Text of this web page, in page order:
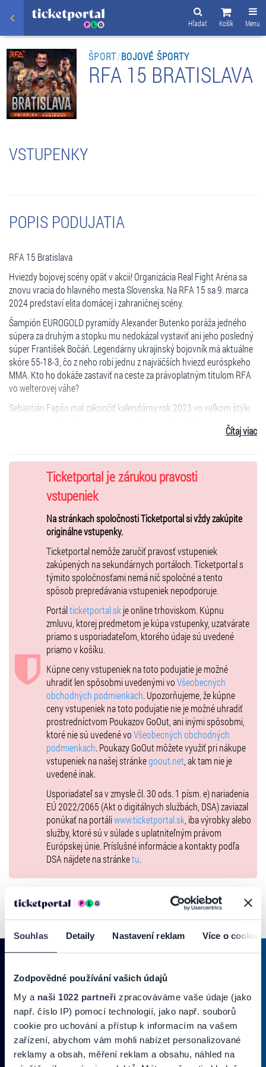
Souhlas Detaily Nastavení reklam Více o cookies
Zodpovědné používání vašich údajů
My a naši 1022 partneři zpracováváme vaše údaje (jako
např. číslo IP) pomocí technologií, jako např. souborů
cookie pro uchování a přístup k informacím na vašem
zařízení, abychom vám mohli nabízet personalizované
reklamy a obsah, měření reklam a obsahu, náhled na
Menu
Košík
Hľadať
ŠPORT/BOJOVÉ ŠPORTY
RFA 15 BRATISLAVA
VSTUPENKY
POPIS PODUJATIA
RFA 15 Bratislava
Hviezdy bojovej scény opäť v akcii! Organizácia Real Fight Aréna sa
znovu vracia do hlavného mesta Slovenska. Na RFA 15 sa 9. marca
2024 predstaví elita domácej i zahraničnej scény.
Šampión EUROGOLD pyramídy Alexander Butenko poráža jedného
súpera za druhým a stopku mu nedokázal vystaviť ani jeho posledný
súper František Bočáň. Legendárny ukrajinský bojovník má aktuálne
skóre 55-18-3, čo z neho robí jednu z najväčších hviezd euróspkeho
MMA. Kto ho dokáže zastaviť na ceste za právoplatným titulom RFA
vo welterovej váhe?
Sebastián Fapšo mal zakončiť kalendárny rok 2023 vo veľkom štýle.
cestu k šampiónovi Lutterbachovi. Aby sa však k nemu prepracoval,
musí na RFA 15 bezpodmienečne zvíťaziť.
Jeden z najlepších slovenských wrestlerov Jozef Jaloviar stál
naposledy v klietke RFA v decembri 2022. Po výstavnej submisii za
35 sekúnd v Prievidzi sa o niečo podobné pokúsi aj na jeho domácej
pôde v Bratislave. Reprezentant Octagon Fighting Academy v
príprave nič nepodcenil a urobí všetko pre to, aby sa pred vlastnými
divákmi vrátil na víťaznú vlnu.
Fantastickým knokautom na RFA 12 sa zaskvela nádej slovenského
MMA Dávid Šajben. Po výstavnom finishi Arnolda Nagya sa majster
Slovenska v Muay Thai o niečo podobné pokúsi aj tentokrát.
Budú napokon slovenskí bojovníci úspešní alebo si ich súperi pre
nich pripravia nepríjemné prekvapenie? Nenechaj si ujsť skvelý
zážitok a buď súčasťou RFA 15!
18.20 – brány sa otvárajú o 17:30
Táto možnosť obsahuje:
⁃ VIP vstupenku pre 6 osôb (aj vstup cez VIP vchod) - možnosť
zakúpiť len celý stôl!
⁃ VIP catering (pivo, víno, nealko, studený a teplý bufet)
⁃ Vstup do VIP zóny
⁃ Ten najlepší výhľad na klietku
⁃ Byť v tesnej blízkosti nastupujúcich zápasníkov
⁃ Osobne stretnúť svojich obľúbených zápasník
Čítaj viac
Ticketportal je zárukou pravosti
vstupeniek
Na stránkach spoločnosti Ticketportal si vždy zakúpite
originálne vstupenky.
Ticketportal nemôže zaručiť pravosť vstupeniek
zakúpených na sekundárnych portáloch. Ticketportal s
týmito spoločnosťami nemá nič spoločné a tento
spôsob prepredávania vstupeniek nepodporuje.
Portálticketportal.skje online trhoviskom. Kúpnu
zmluvu, ktorej predmetom je kúpa vstupenky, uzatvárate
priamo s usporiadateľom, ktorého údaje sú uvedené
priamo v košíku.
Kúpne ceny vstupeniek na toto podujatie je možné
uhradiť len spôsobmi uvedenými voVšeobecných
obchodných podmienkach. Upozorňujeme, že kúpne
ceny vstupeniek na toto podujatie nie je možné uhradiť
prostredníctvom Poukazov GoOut, ani inými spôsobmi,
ktoré nie sú uvedené voVšeobecných obchodných
podmienkach. Poukazy GoOut môžete využiť pri nákupe
vstupeniek na našej stránkegoout.net, ak tam nie je
uvedené inak.
Usporiadateľ sa v zmysle čl. 30 ods. 1 písm. e) nariadenia
EÚ 2022/2065 (Akt o digitálnych službách, DSA) zaviazal
ponúkať na portáliwww.ticketportal.sk, iba výrobky alebo
služby, ktoré sú v súlade s uplatniteľným právom
Európskej únie. Príslušné informácie a kontakty podľa
DSA nájdete na stránketu.
PRIHLÁSIŤ SA KODBERU NOVINIEK
Pridajte sa do zoznamu odberateľov a doručte si najnovšie špeciálne
ponuky priamo do doručenej pošty.